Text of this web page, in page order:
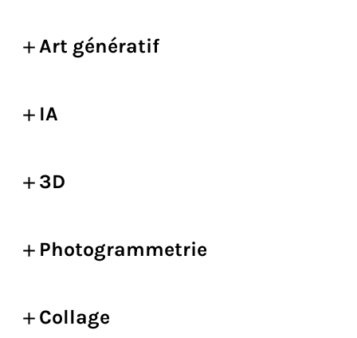
Art génératif
IA
3D
Photogrammetrie
Collage